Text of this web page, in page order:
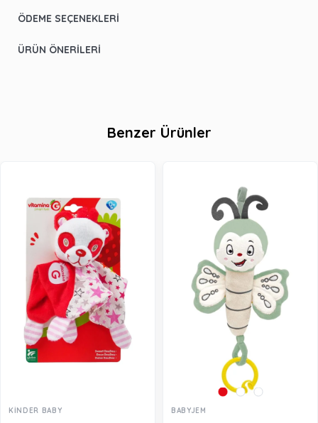
ÖDEME SEÇENEKLERI
ÜRÜN ÖNERILERI
Benzer Ürünler
KİNDER BABY BABYJEM